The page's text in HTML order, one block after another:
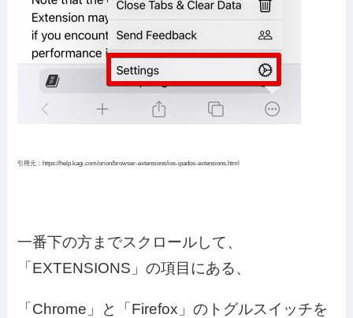
引用元：https://help.kagi.com/orion/browser-extensions/ios-ipados-extensions.html
一番下の方までスクロールして、
「EXTENSIONS」の項目にある、
「Chrome」と「Firefox」のトグルスイッチを